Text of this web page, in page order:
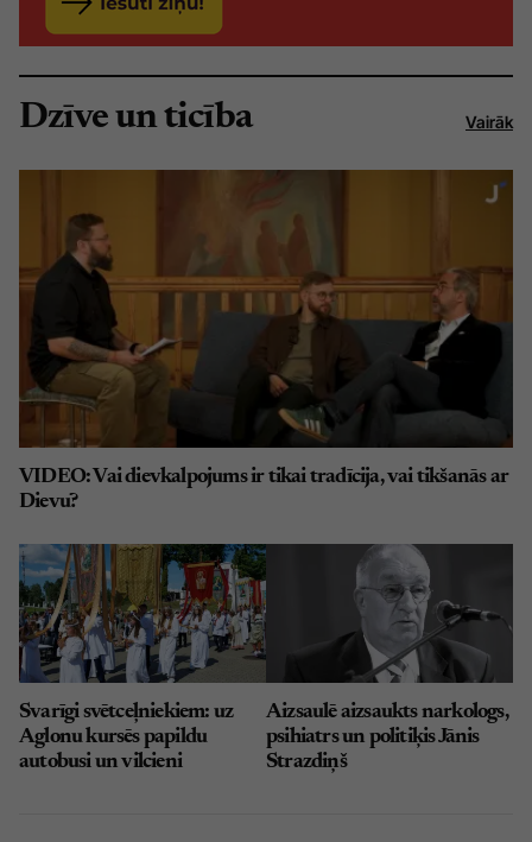
Dzīve un ticība Vairāk
VIDEO: Vai dievkalpojums ir tikai tradīcija, vai tikšanās ar
Dievu?
Svarīgi svētceļniekiem: uz
Aglonu kursēs papildu
autobusi un vilcieni
Aizsaulē aizsaukts narkologs,
psihiatrs un politiķis Jānis
Strazdiņš